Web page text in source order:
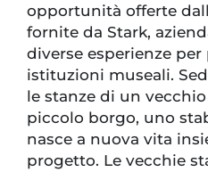
opportunità offerte
fornite da Stark,
diverse esperienze
istituzioni museali.
le stanze di un
piccolo borgo, uno
nasce a nuova vita
progetto. Le vecchie